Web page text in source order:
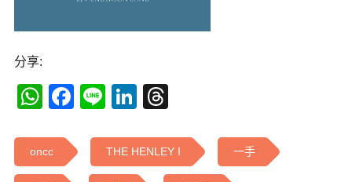
分享:
WhatsApp
Facebook
LineLinkedIn
oncc THE HENLEY I 一手